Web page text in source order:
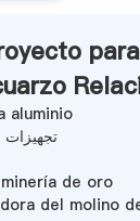
aluminio
de oro
del molino